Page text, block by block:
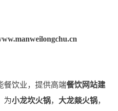
餐饮业，提供高端餐饮网站建
为小龙坎火锅， 大龙燚火锅，